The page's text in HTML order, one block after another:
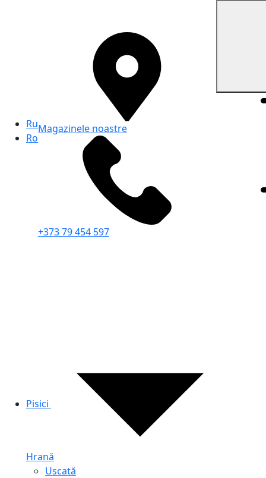
Ru
Ro
Magazinele noastre
+373 79 454 597
Pisici
Hrană
Uscată